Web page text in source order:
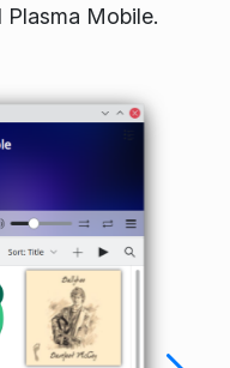
Mobile.